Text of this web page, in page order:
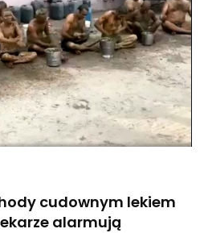
cudownym lekiem
alarmują